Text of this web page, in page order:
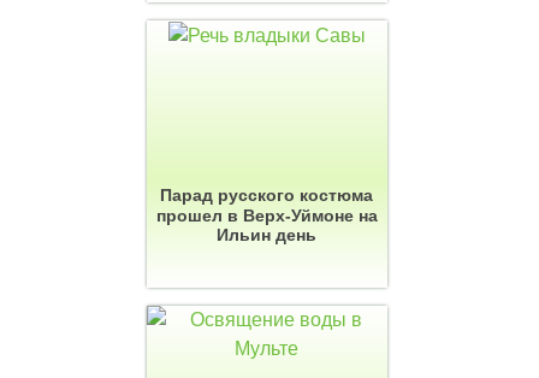
Парад русского костюма
прошел в Верх-Уймоне на
Ильин день